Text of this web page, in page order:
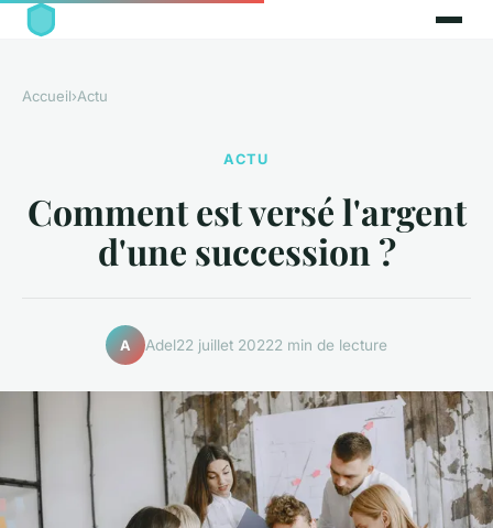
Accueil›Actu
ACTU
Comment est versé l'argent
d'une succession ?
A Adel22 juillet 20222 min de lecture